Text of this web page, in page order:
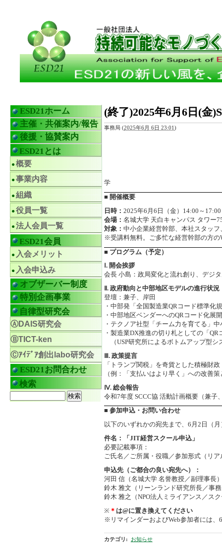
(終了)2025年6月6日(金
事務局 (2025年6月 6日 23:01)
学
■ 開催概要
日時： 2025年6月6日（金）14:00～
会場： 名城大学 天白キャンパス タワー
対象： 中小企業経営幹部、本社スタッ
※受講料無料。ご多忙な経営幹部の方の
■ プログラム（予定）
Ⅰ. 開会挨拶
会長 小島：政局変化と流れ創り、デジ
Ⅱ. 政府動向と中部地区モデルの進行状況
登壇：兼子、岸田
・中部発「全国製造業QRコード標準化
・中部地区ベンダーへのQRコード化
・テクノア社型「チーム力を育てる」
・製造業DX推進の切り札としての「
（USP研究所によるボトムアップ型シ
Ⅲ. 政策提言
「トランプ関税」を奇貨とした積極財
（例：「支払いはより早く」への改善
Ⅳ. 総会報告
令和7年度 SCCC協 活動計画概要（兼子
■ 参加申込・お問い合わせ
以下のいずれかの宛先まで、6月2日（
件名：「JIT経営スクール申込」
必要記載事項：
ご氏名／ご所属・役職／参加形式（リ
申込先（ご都合の良い宛先へ）：
河田 信（名城大学 名誉教授／副理事長
鈴木 雅文（リーンランド研究所長／事
鈴木 雅之（NPO法人ミライアンス／ス
※ ＊ は@に置き換えてください
※リマインダーおよびWeb参加者には
カテゴリ : お知らせ
ESD21ホーム
主催・共催案内/報告
後援・協賛案内
ESD21とは
概要
事業内容
組織
役員一覧
法人会員一覧
ESD21会員
入会メリット
入会申込み
オブザーバー制度
特別企画事業
自律型研究会
ⒶDAIS研究会
ⒷTICT-ken
Ⓒｱｲﾃﾞｱ創出labo研究会
ESD21お問合わせ
検索